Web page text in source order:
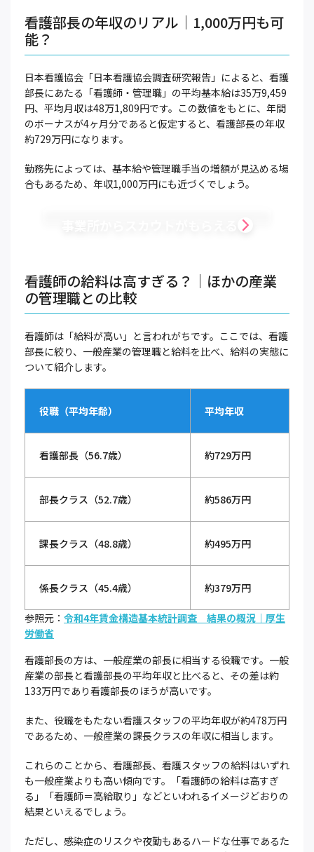
看護部長の年収のリアル｜1,000万円も可
能？
日本看護協会「日本看護協会調査研究報告」によると、看護
部長にあたる「看護師・管理職」の平均基本給は35万9,459
円、平均月収は48万1,809円です。この数値をもとに、年間
のボーナスが4ヶ月分であると仮定すると、看護部長の年収
約729万円になります。
勤務先によっては、基本給や管理職手当の増額が見込める場
合もあるため、年収1,000万円にも近づくでしょう。
看護師の給料は高すぎる？｜ほかの産業
の管理職との比較
看護師は「給料が高い」と言われがちです。ここでは、看護
部長に絞り、一般産業の管理職と給料を比べ、給料の実態に
ついて紹介します。
役職（平均年齢） 平均年収
看護部長（56.7歳） 約729万円
部長クラス（52.7歳） 約586万円
課長クラス（48.8歳） 約495万円
係長クラス（45.4歳） 約379万円
参照元： 令和4年賃金構造基本統計調査 結果の概況｜厚生
労働省
看護部長の方は、一般産業の部長に相当する役職です。一般
産業の部長と看護部長の平均年収と比べると、その差は約
133万円であり看護部長のほうが高いです。
また、役職をもたない看護スタッフの平均年収が約478万円
であるため、一般産業の課長クラスの年収に相当します。
これらのことから、看護部長、看護スタッフの給料はいずれ
も一般産業よりも高い傾向です。「看護師の給料は高すぎ
る」「看護師＝高給取り」などといわれるイメージどおりの
結果といえるでしょう。
ただし、感染症のリスクや夜勤もあるハードな仕事であるた